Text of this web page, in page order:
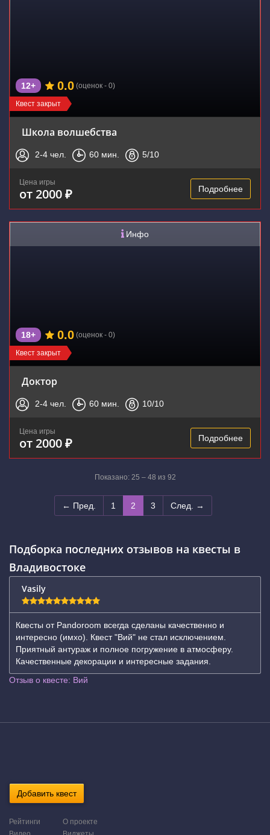
Квест закрыт
12+ 0.0 (оценок - 0)
Школа волшебства
2-4 чел. 60 мин. 5/10
Цена игры
от 2000 ₽ Подробнее
Инфо
Квест закрыт
18+ 0.0 (оценок - 0)
Доктор
2-4 чел. 60 мин. 10/10
Цена игры
от 2000 ₽ Подробнее
Показано: 25 – 48 из 92
← Пред. 1 2 3 След. →
Подборка последних отзывов на квесты в
Владивостоке
Vasily
Квесты от Pandoroom всегда сделаны качественно и
интересно (имхо). Квест "Вий" не стал исключением.
Приятный антураж и полное погружение в атмосферу.
Качественные декорации и интересные задания.
Отзыв о квесте: Вий
Добавить квест
Рейтинги
О проекте